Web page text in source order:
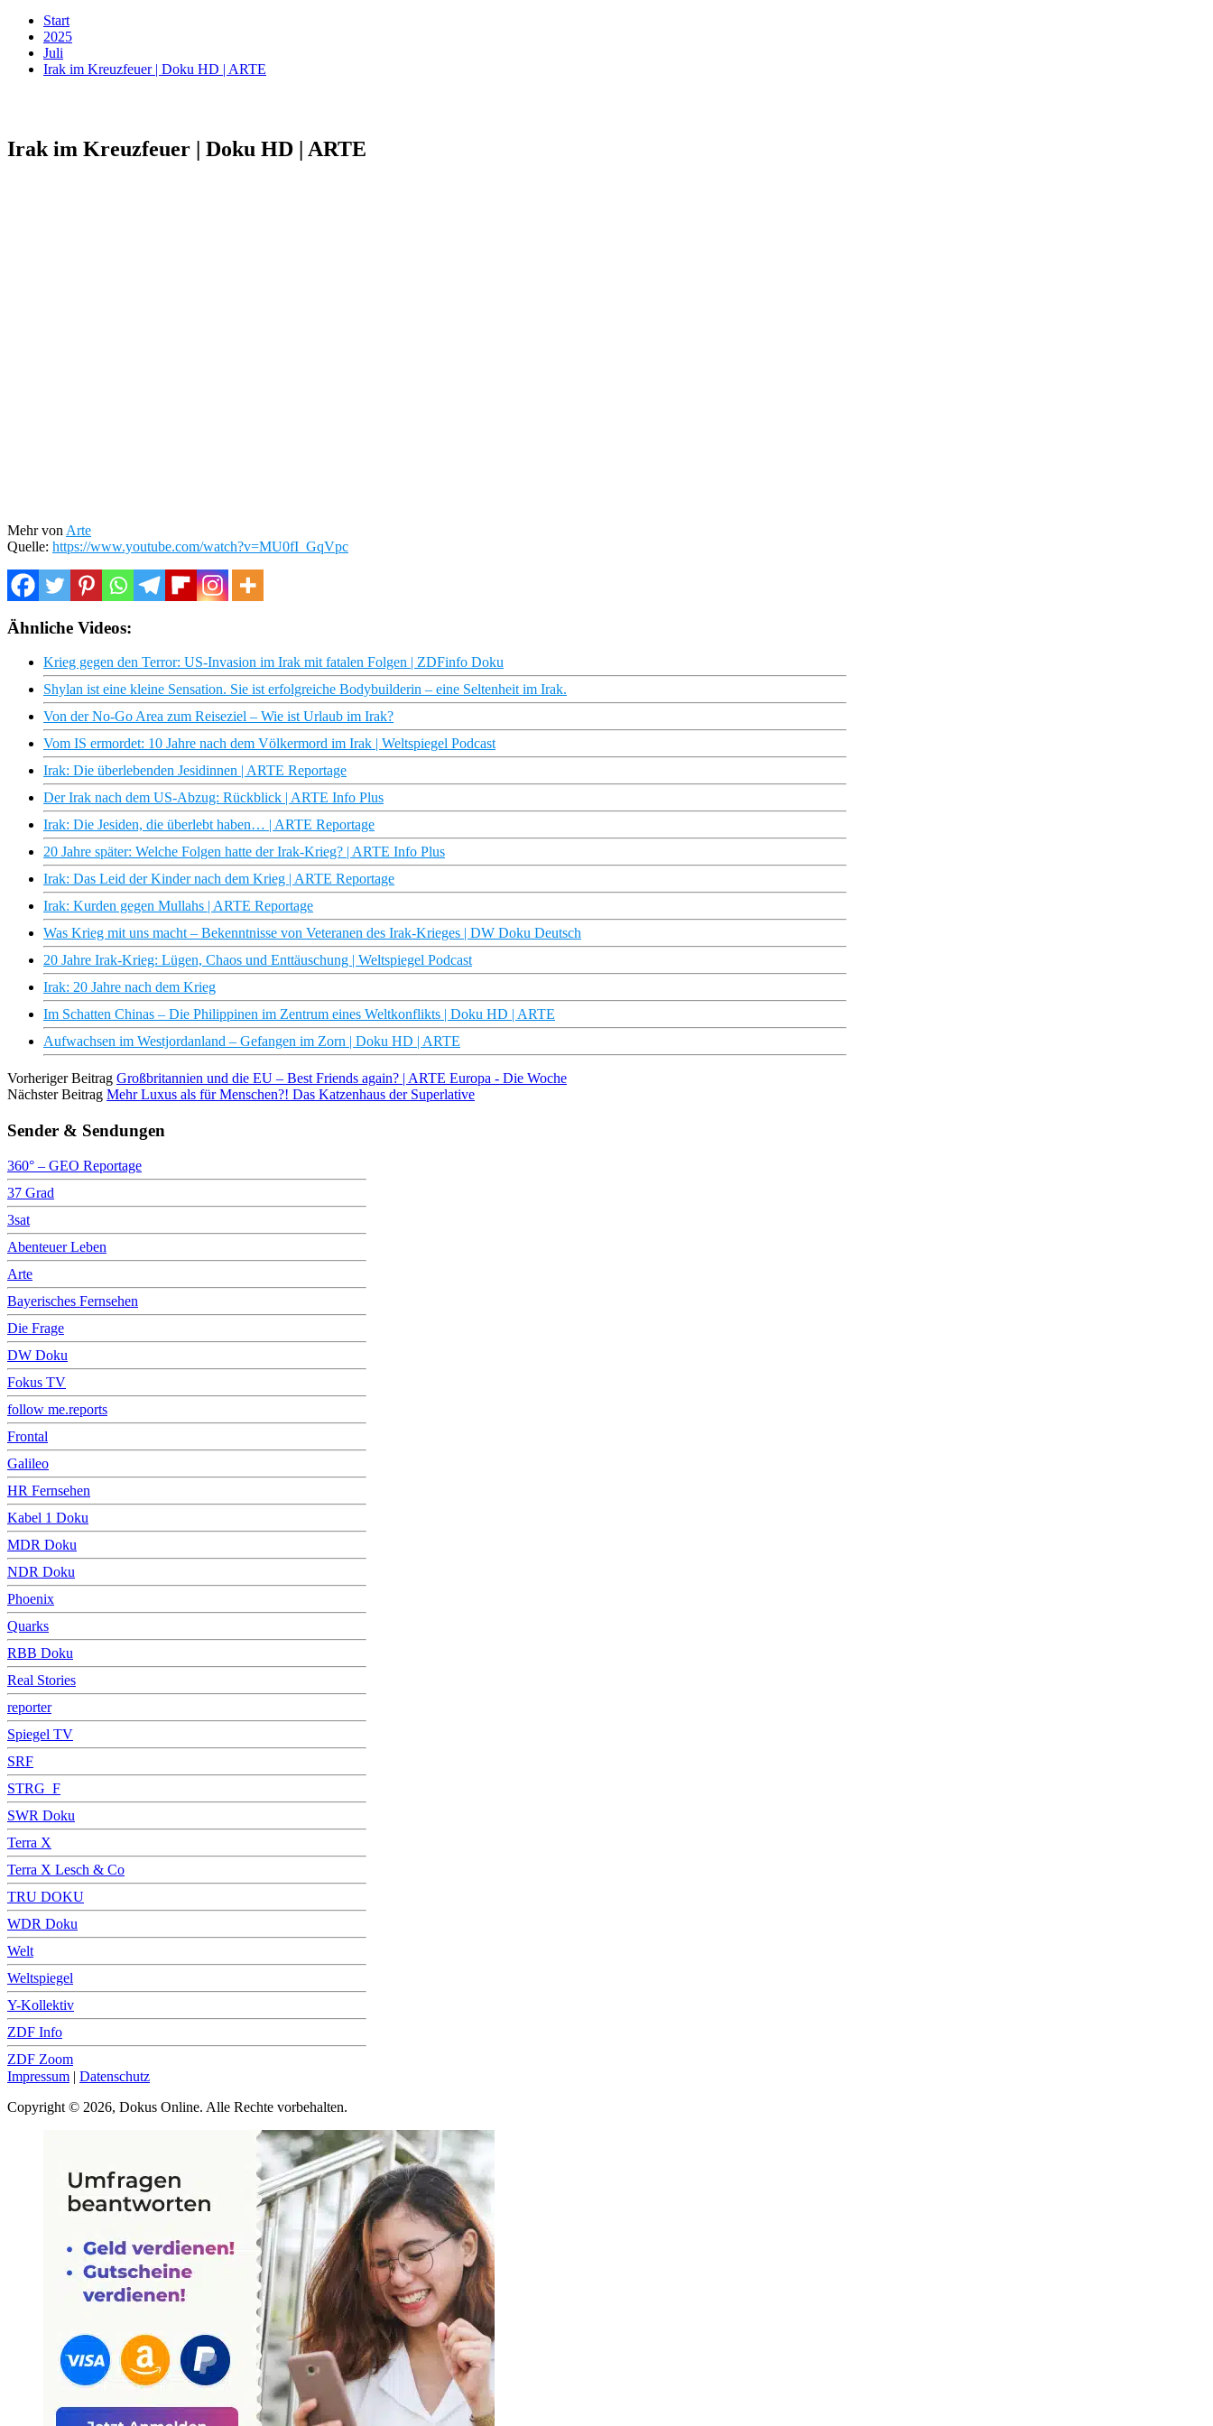
Start
2025
Juli
Irak im Kreuzfeuer | Doku HD | ARTE
Irak im Kreuzfeuer | Doku HD | ARTE
Mehr von Arte
Quelle: https://www.youtube.com/watch?v=MU0fI_GqVpc
Ähnliche Videos:
Krieg gegen den Terror: US-Invasion im Irak mit fatalen Folgen | ZDFinfo Doku
Shylan ist eine kleine Sensation. Sie ist erfolgreiche Bodybuilderin – eine Seltenheit im Irak.
Von der No-Go Area zum Reiseziel – Wie ist Urlaub im Irak?
Vom IS ermordet: 10 Jahre nach dem Völkermord im Irak | Weltspiegel Podcast
Irak: Die überlebenden Jesidinnen | ARTE Reportage
Der Irak nach dem US-Abzug: Rückblick | ARTE Info Plus
Irak: Die Jesiden, die überlebt haben… | ARTE Reportage
20 Jahre später: Welche Folgen hatte der Irak-Krieg? | ARTE Info Plus
Irak: Das Leid der Kinder nach dem Krieg | ARTE Reportage
Irak: Kurden gegen Mullahs | ARTE Reportage
Was Krieg mit uns macht – Bekenntnisse von Veteranen des Irak-Krieges | DW Doku Deutsch
20 Jahre Irak-Krieg: Lügen, Chaos und Enttäuschung | Weltspiegel Podcast
Irak: 20 Jahre nach dem Krieg
Im Schatten Chinas – Die Philippinen im Zentrum eines Weltkonflikts | Doku HD | ARTE
Aufwachsen im Westjordanland – Gefangen im Zorn | Doku HD | ARTE
Vorheriger Beitrag Großbritannien und die EU – Best Friends again? | ARTE Europa - Die Woche
Nächster Beitrag Mehr Luxus als für Menschen?! Das Katzenhaus der Superlative
Sender & Sendungen
360° – GEO Reportage
37 Grad
3sat
Abenteuer Leben
Arte
Bayerisches Fernsehen
Die Frage
DW Doku
Fokus TV
follow me.reports
Frontal
Galileo
HR Fernsehen
Kabel 1 Doku
MDR Doku
NDR Doku
Phoenix
Quarks
RBB Doku
Real Stories
reporter
Spiegel TV
SRF
STRG_F
SWR Doku
Terra X
Terra X Lesch & Co
TRU DOKU
WDR Doku
Welt
Weltspiegel
Y-Kollektiv
ZDF Info
ZDF Zoom
Impressum | Datenschutz
Copyright © 2026, Dokus Online. Alle Rechte vorbehalten.